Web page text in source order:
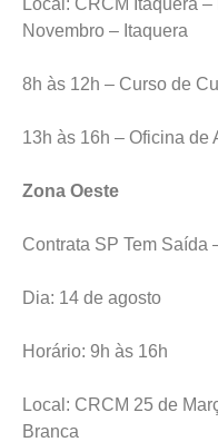
Local: CRCM Itaquera
Novembro – Itaquera
8h às 12h – Curso de
13h às 16h – Oficina de
Zona Oeste
Contrata SP Tem Saída
Dia: 14 de agosto
Horário: 9h às 16h
Local: CRCM 25 de
Branca